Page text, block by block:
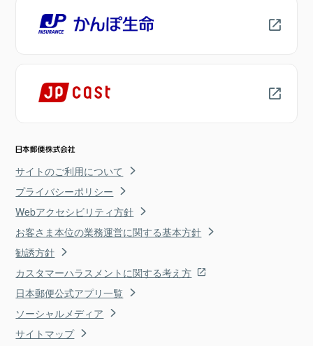
サイトのご利用について
プライバシーポリシー
Webアクセシビリティ方針
お客さま本位の業務運営に関する基本方針
勧誘方針
カスタマーハラスメントに関する考え方
日本郵便公式アプリ一覧
ソーシャルメディア
サイトマップ